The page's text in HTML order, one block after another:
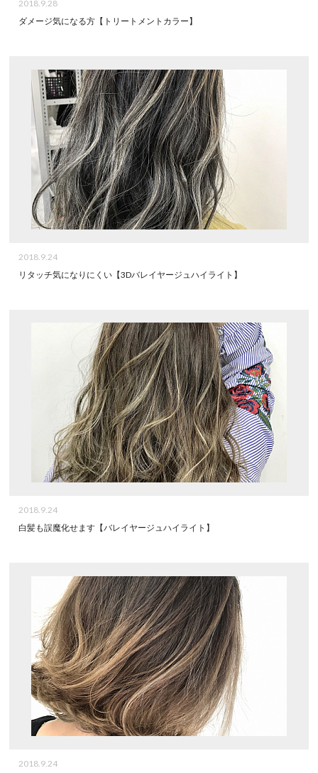
2018.9.28
ダメージ気になる方【トリートメントカラー】
2018.9.24
リタッチ気になりにくい【3Dバレイヤージュハイライト】
2018.9.24
白髪も誤魔化せます【バレイヤージュハイライト】
2018.9.24